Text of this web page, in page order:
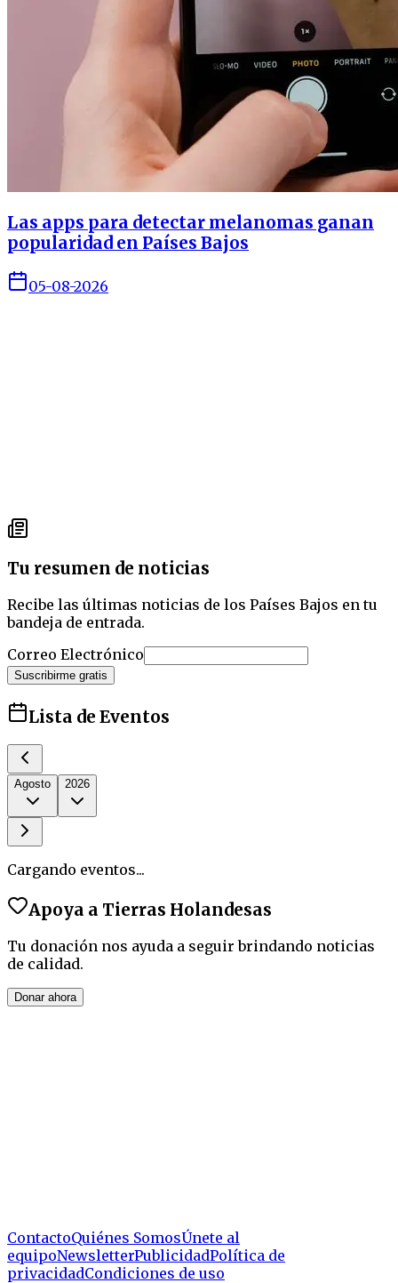
Las apps para detectar melanomas ganan
popularidad en Países Bajos
05-08-2026
Tu resumen de noticias
Recibe las últimas noticias de los Países Bajos en tu
bandeja de entrada.
Correo Electrónico
Suscribirme gratis
Lista de Eventos
Agosto 2026
Cargando eventos...
Apoya a Tierras Holandesas
Tu donación nos ayuda a seguir brindando noticias
de calidad.
Donar ahora
ContactoQuiénes SomosÚnete al
equipoNewsletterPublicidadPolítica de
privacidadCondiciones de uso